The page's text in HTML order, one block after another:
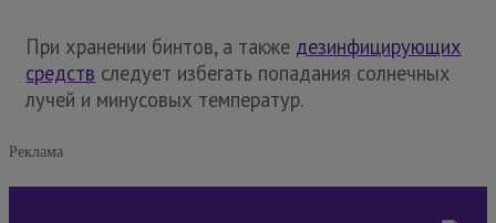
При хранении бинтов, а также дезинфицирующих
средств следует избегать попадания солнечных
лучей и минусовых температур.
Реклама